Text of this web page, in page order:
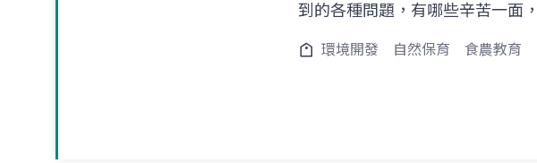
到的各種問題，有哪些辛苦一面
環境開發 自然保育 食農教育